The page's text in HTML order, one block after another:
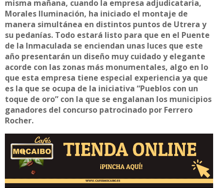
misma mañana, cuando la empresa adjudicataria,
Morales Iluminación, ha iniciado el montaje de
manera simultánea en distintos puntos de Utrera y
su pedanías. Todo estará listo para que en el Puente
de la Inmaculada se enciendan unas luces que este
año presentarán un diseño muy cuidado y elegante
acorde con las zonas más monumentales, algo en lo
que esta empresa tiene especial experiencia ya que
es la que se ocupa de la iniciativa “Pueblos con un
toque de oro” con la que se engalanan los municipios
ganadores del concurso patrocinado por Ferrero
Rocher.